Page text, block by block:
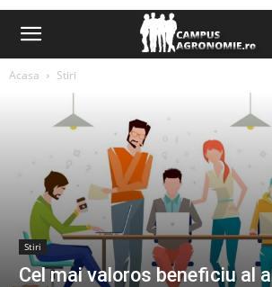
Acasa Stiri
Stiri
Cel mai valoros beneficiu al